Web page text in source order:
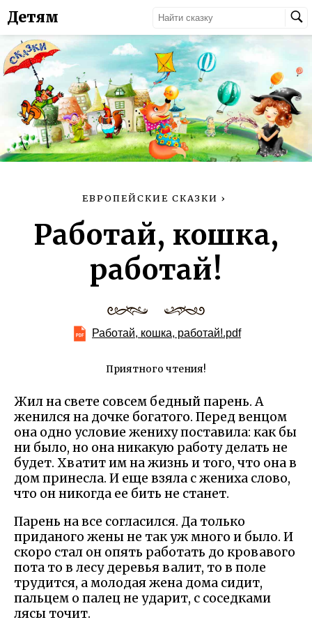
Детям
ЕВРОПЕЙСКИЕ СКАЗКИ ›
Работай, кошка,
работай!
Работай, кошка, работай!.pdf
Приятного чтения!
Жил на свете совсем бедный парень. А
женился на дочке богатого. Перед венцом
она одно условие жениху поставила: как бы
ни было, но она никакую работу делать не
будет. Хватит им на жизнь и того, что она в
дом принесла. И еще взяла с жениха слово,
что он никогда ее бить не станет.
Парень на все согласился. Да только
приданого жены не так уж много и было. И
скоро стал он опять работать до кровавого
пота то в лесу деревья валит, то в поле
трудится, а молодая жена дома сидит,
пальцем о палец не ударит, с соседками
лясы точит.